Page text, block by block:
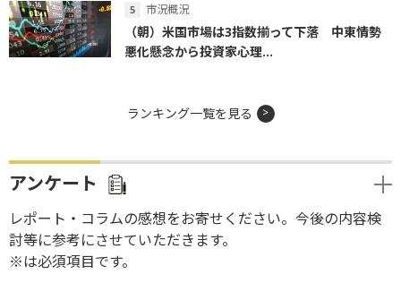
市況概況
（朝）米国市場は3指数揃って下落 中東情勢
悪化懸念から投資家心理...
ランキング一覧を見る
アンケート
レポート・コラムの感想をお寄せください。今後の内容検
討等に参考にさせていただきます。
※は必須項目です。